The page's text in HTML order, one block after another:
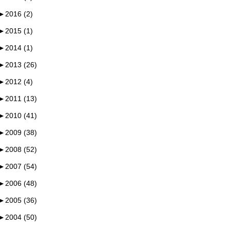
2016 (2)
2015 (1)
2014 (1)
2013 (26)
2012 (4)
2011 (13)
2010 (41)
2009 (38)
2008 (52)
2007 (54)
2006 (48)
2005 (36)
2004 (50)